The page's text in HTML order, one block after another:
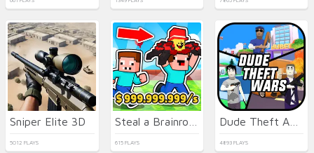
Sniper Elite 3D
5012 PLAYS 615 PLAYS
Dude Theft Auto
4893 PLAYS